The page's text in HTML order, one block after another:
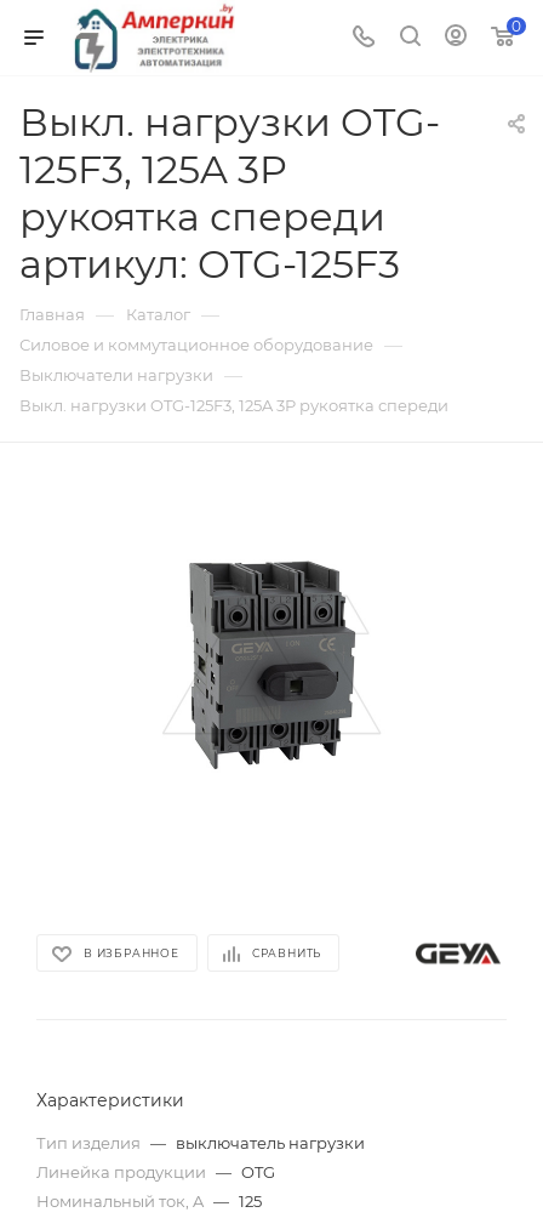
0
Выкл. нагрузки OTG-
125F3, 125A 3P
рукоятка спереди
артикул: OTG-125F3
Главная — Каталог —
Силовое и коммутационное оборудование —
Выключатели нагрузки —
Выкл. нагрузки OTG-125F3, 125A 3P рукоятка спереди
В ИЗБРАННОЕ СРАВНИТЬ
Характеристики
Тип изделия — выключатель нагрузки
Линейка продукции — OTG
Номинальный ток, A — 125